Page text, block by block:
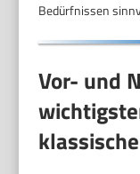
Bedürfnissen
Vor- und